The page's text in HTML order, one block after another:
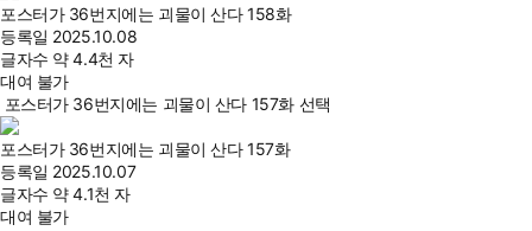
포스터가 36번지에는 괴물이 산다 158화
등록일 2025.10.08
글자수 약 4.4천 자
대여 불가
포스터가 36번지에는 괴물이 산다 157화 선택
포스터가 36번지에는 괴물이 산다 157화
등록일 2025.10.07
글자수 약 4.1천 자
대여 불가